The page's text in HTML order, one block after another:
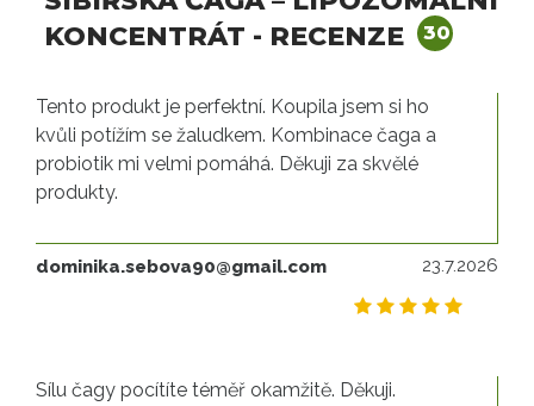
KONCENTRÁT - RECENZE
30
Tento produkt je perfektní. Koupila jsem si ho
kvůli potížím se žaludkem. Kombinace čaga a
probiotik mi velmi pomáhá. Děkuji za skvělé
produkty.
dominika.sebova90@gmail.com 23.7.2026
Sílu čagy pocítíte téměř okamžitě. Děkuji.